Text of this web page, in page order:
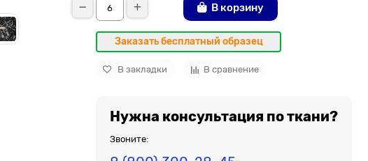
В корзину
Заказать бесплатный образец
В закладки В сравнение
Нужна консультация по ткани?
Звоните: